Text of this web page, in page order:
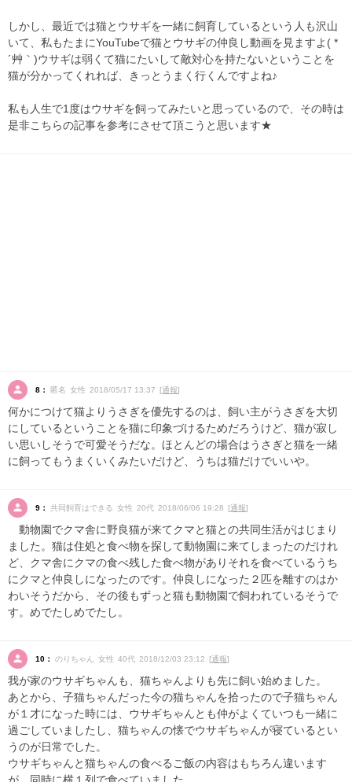
しかし、最近では猫とウサギを一緒に飼育しているという人も沢山
いて、私もたまにYouTubeで猫とウサギの仲良し動画を見ますよ( *
´艸｀)ウサギは弱くて猫にたいして敵対心を持たないということを
猫が分かってくれれば、きっとうまく行くんですよね♪
私も人生で1度はウサギを飼ってみたいと思っているので、その時は
是非こちらの記事を参考にさせて頂こうと思います★
8： 匿名 女性 2018/05/17 13:37 [通報]
何かにつけて猫よりうさぎを優先するのは、飼い主がうさぎを大切
にしているということを猫に印象づけるためだろうけど、猫が寂し
い思いしそうで可愛そうだな。ほとんどの場合はうさぎと猫を一緒
に飼ってもうまくいくみたいだけど、うちは猫だけでいいや。
9： 共同飼育はできる 女性 20代 2018/06/06 19:28 [通報]
動物園でクマ舎に野良猫が来てクマと猫との共同生活がはじまり
ました。猫は住処と食べ物を探して動物園に来てしまったのだけれ
ど、クマ舎にクマの食べ残した食べ物がありそれを食べているうち
にクマと仲良しになったのです。仲良しになった２匹を離すのはか
わいそうだから、その後もずっと猫も動物園で飼われているそうで
す。めでたしめでたし。
10： のりちゃん 女性 40代 2018/12/03 23:12 [通報]
我が家のウサギちゃんも、猫ちゃんよりも先に飼い始めました。
あとから、子猫ちゃんだった今の猫ちゃんを拾ったので子猫ちゃん
が１才になった時には、ウサギちゃんとも仲がよくていつも一緒に
過ごしていましたし、猫ちゃんの懐でウサギちゃんが寝ているとい
うのが日常でした。
ウサギちゃんと猫ちゃんの食べるご飯の内容はもちろん違います